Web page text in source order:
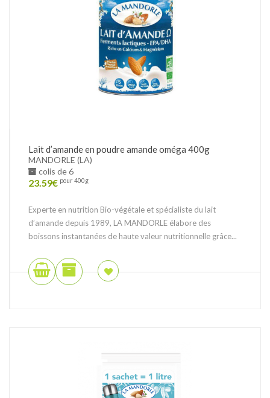
Lait d’amande en poudre amande oméga 400g
MANDORLE (LA)
colis de 6
23.59€ pour 400g
Experte en nutrition Bio-végétale et spécialiste du lait
d’amande depuis 1989, LA MANDORLE élabore des
boissons instantanées de haute valeur nutritionnelle grâce...